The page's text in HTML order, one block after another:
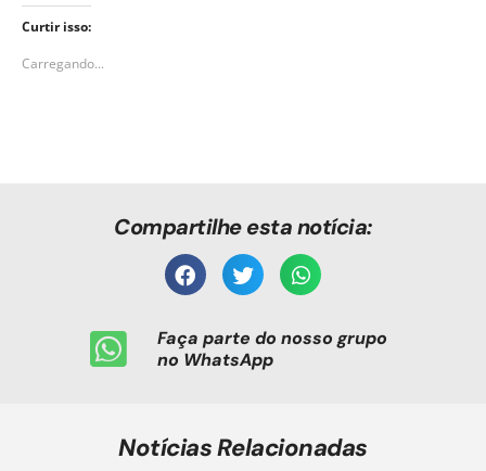
Curtir isso:
Carregando...
Compartilhe esta notícia:
Faça parte do nosso grupo
no WhatsApp
Notícias Relacionadas